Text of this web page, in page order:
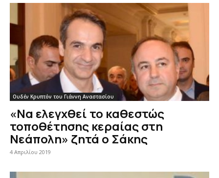
Ουδέν Κρυπτόν του Γιάννη Αναστασίου
«Να ελεγχθεί το καθεστώς
τοποθέτησης κεραίας στη
Νεάπολη» ζητά ο Σάκης
4 Απριλίου 2019